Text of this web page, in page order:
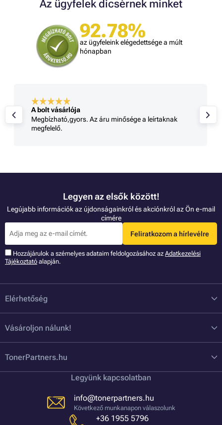
Az ügyfelek dicsérnek minket
92.78%
az ügyfeleink elégedettsége a múlt
hónapban
A bolt vásárlója
Megbízható,gyors. Az áru minősége a leírtaknak
megfelelő.
Legyen az elsők között!
Legújabb információk az újdonságainkról és akciónkról az Ön e-mail
címére
Feliratkozom a hírlevélre
Hozzájárulok a szémelyes adataim feldolgozásához az Adatkezelési
Tájékoztató alapján.
Elérhetőség
Vásároljon nálunk!
TonerPartners.hu
Legyünk kapcsolatban
info@tonerpartners.hu
Következő munkanapon válaszolunk
+36 1955 5796